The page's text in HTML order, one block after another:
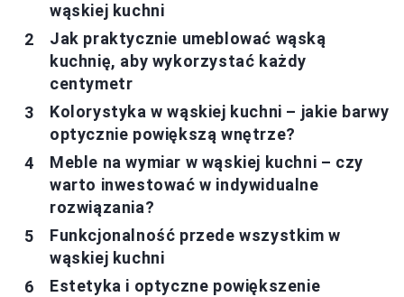
wąskiej kuchni
Jak praktycznie umeblować wąską
kuchnię, aby wykorzystać każdy
centymetr
Kolorystyka w wąskiej kuchni – jakie barwy
optycznie powiększą wnętrze?
Meble na wymiar w wąskiej kuchni – czy
warto inwestować w indywidualne
rozwiązania?
Funkcjonalność przede wszystkim w
wąskiej kuchni
Estetyka i optyczne powiększenie